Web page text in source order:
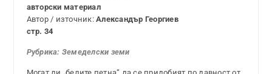
авторски материал
Автор / източник:Александър Георгиев
стр. 34
Рубрика: Земеделски земи